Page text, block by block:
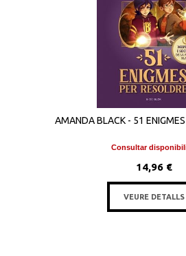
AMANDA BLACK - 51 ENIGMES
Consultar
14,96 €
VEURE DETALLS